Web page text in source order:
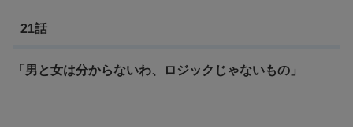
21話
「男と女は分からないわ、ロジックじゃないもの」